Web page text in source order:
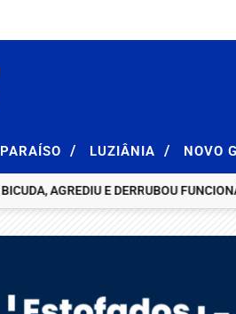
/ LUZIÂNIA / NOVO
AGREDIU E DERRUBOU FUNCIONÁRIA